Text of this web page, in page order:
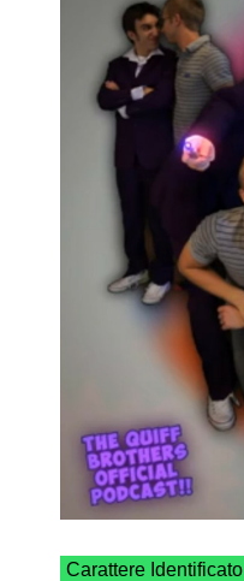
Carattere Identificato